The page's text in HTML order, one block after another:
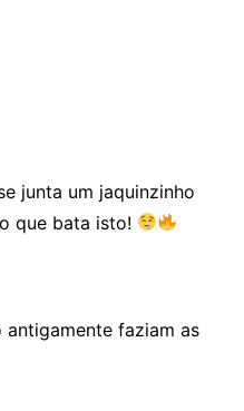
junta um jaquinzinho
que bata isto!
faziam as